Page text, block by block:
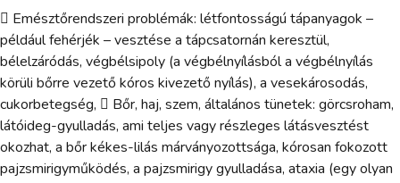
 Emésztőrendszeri problémák: létfontosságú tápanyagok –
például fehérjék – vesztése a tápcsatornán keresztül,
bélelzáródás, végbélsipoly (a végbélnyílásból a végbélnyílás
körüli bőrre vezető kóros kivezető nyílás), a vesekárosodás,
cukorbetegség,  Bőr, haj, szem, általános tünetek: görcsroham,
látóideg-gyulladás, ami teljes vagy részleges látásvesztést
okozhat, a bőr kékes-lilás márványozottsága, kórosan fokozott
pajzsmirigyműködés, a pajzsmirigy gyulladása, ataxia (egy olyan